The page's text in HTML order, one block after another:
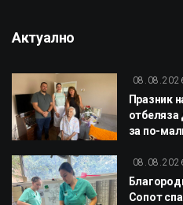
Актуално
Празник
за по-
Сопот